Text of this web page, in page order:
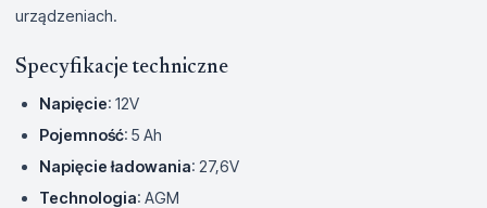
urządzeniach.
Specyfikacje techniczne
Napięcie: 12V
Pojemność: 5 Ah
Napięcie ładowania: 27,6V
Technologia: AGM